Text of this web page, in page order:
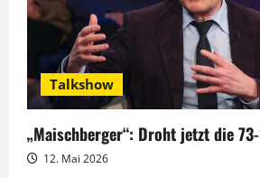
Talkshow
„Maischberger“: Droht jetzt die
12. Mai 2026